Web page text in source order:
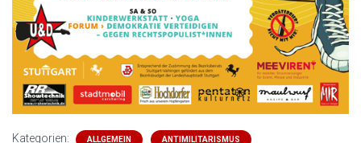
Kategorien: ALLGEMEIN ANTIMILITARISMUS